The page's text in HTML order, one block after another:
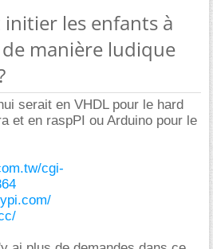
initier les enfants à
manière ludique
serait en VHDL pour le hard
et en raspPI ou Arduino pour le
cgi-